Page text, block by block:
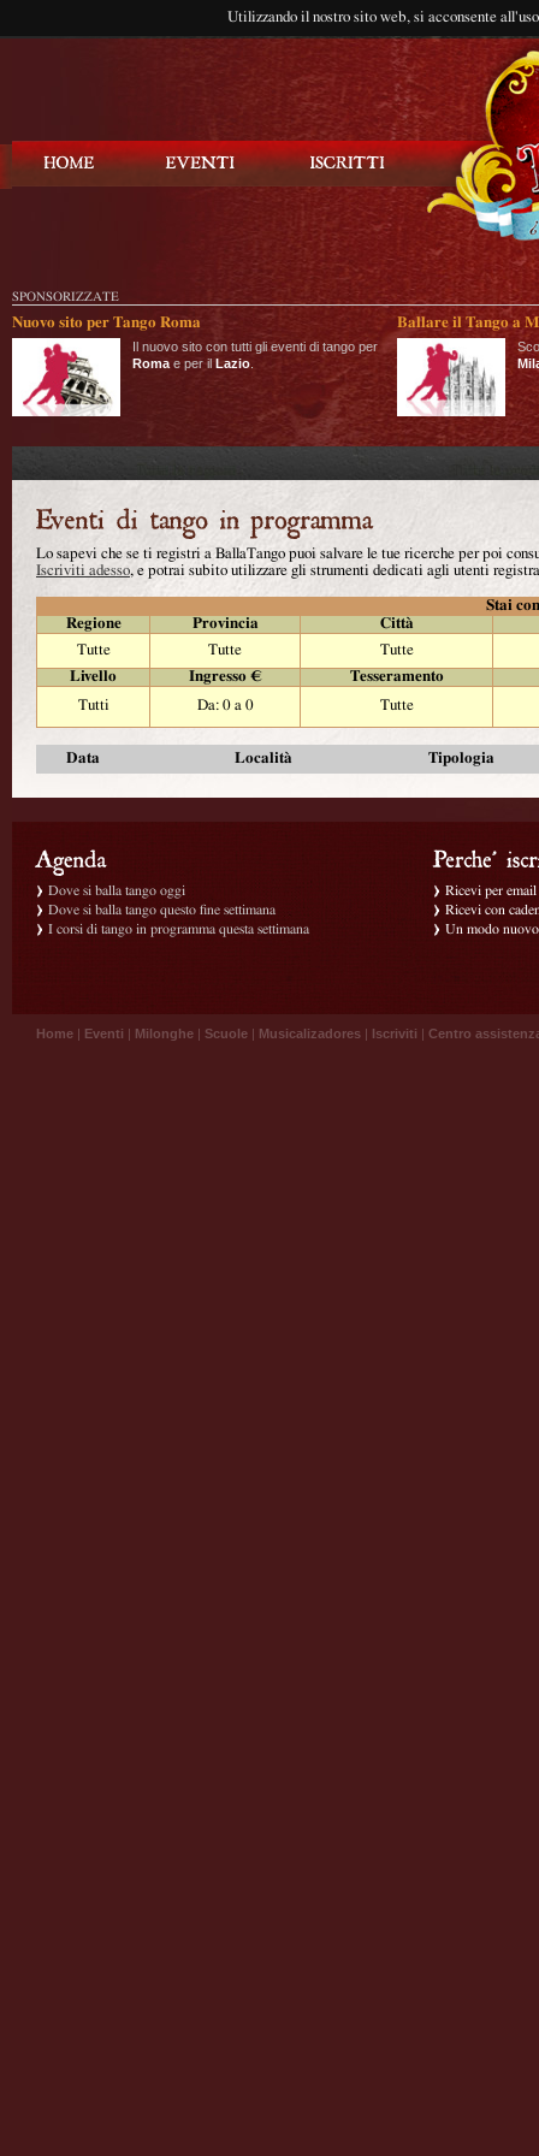
Utilizzando il nostro sito web, si acconsente
SPONSORIZZATE
Nuovo sito per Tango Roma
Il nuovo sito con tutti gli eventi di tango per
Roma e per il Lazio
Ballare il Tango a
Lo sapevi che se ti registri a BallaTango puoi salvare le tue ricerche per poi
Iscriviti adesso, e potrai subito utilizzare gli strumenti dedicati agli utenti
Stai
Regione
Provincia
Città
Tutte
Tutte
Tutte
Livello
Ingresso €
Tesseramento
Tutti
Da: 0 a 0 Tutte
Data Località Tipologia
Dove si balla tango oggi
Dove si balla tango questo fine settimana
I corsi di tango in programma questa settimana
Ricevi per
Ricevi con
Un modo
Home | Eventi | Milonghe | Scuole | Musicalizadores | Iscriviti | Centro